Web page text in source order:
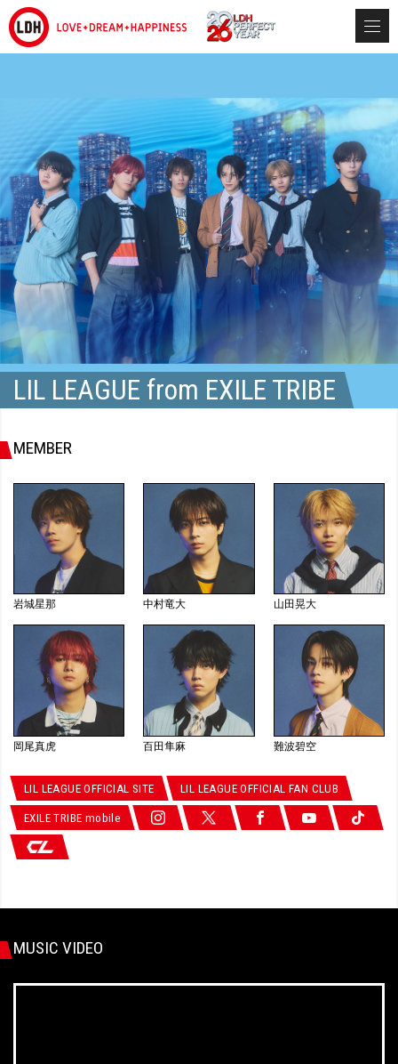
LIL LEAGUE from EXILE TRIBE
MEMBER
岩城星那 中村竜大 山田晃大
岡尾真虎 百田隼麻 難波碧空
LIL LEAGUE OFFICIAL SITE LIL LEAGUE OFFICIAL FAN CLUB
EXILE TRIBE mobile
MUSIC VIDEO